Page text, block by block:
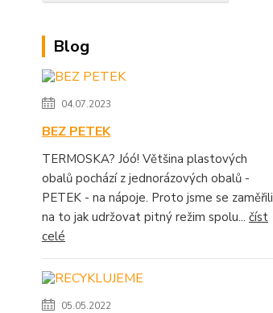
Blog
04.07.2023
BEZ PETEK
TERMOSKA? Jóó! Většina plastových
obalů pochází z jednorázových obalů -
PETEK - na nápoje. Proto jsme se zaměřili
na to jak udržovat pitný režim spolu... číst
celé
05.05.2022